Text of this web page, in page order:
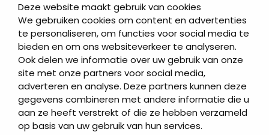
Deze website maakt gebruik van cookies
We gebruiken cookies om content en advertenties
te personaliseren, om functies voor social media te
bieden en om ons websiteverkeer te analyseren.
Ook delen we informatie over uw gebruik van onze
site met onze partners voor social media,
adverteren en analyse. Deze partners kunnen deze
gegevens combineren met andere informatie die u
aan ze heeft verstrekt of die ze hebben verzameld
op basis van uw gebruik van hun services.
Bericht *